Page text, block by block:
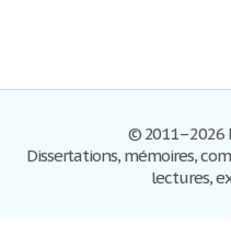
© 2011–2026
Dissertations, mémoires,
lectures,